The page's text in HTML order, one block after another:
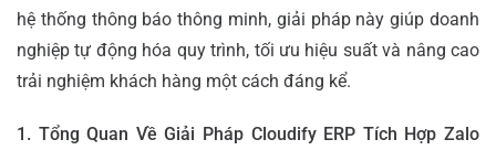
hệ thống thông báo thông minh, giải pháp này giúp doanh
nghiệp tự động hóa quy trình, tối ưu hiệu suất và nâng cao
trải nghiệm khách hàng một cách đáng kể.
1. Tổng Quan Về Giải Pháp Cloudify ERP Tích Hợp Zalo